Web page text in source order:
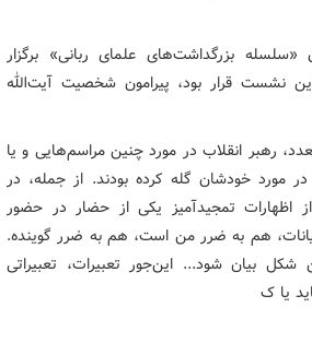
بزرگداشت‌های علمای ربانی» برگزار
نشست قرار بود، پیرامون شخصیت آیت‌الله
رهبر انقلاب در مورد چنین مراسم‌هایی و یا
در مورد خودشان گله کرده بودند. از جمله، در
که پس از اظهارات تمجیدآمیز یکی از حضار در حضور
هم به ضرر من است، هم به ضرر گوینده.
شکل بیان شود... این‌جور تعبیرات، تعبیراتی
یا ک